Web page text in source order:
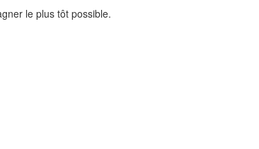
le plus tôt possible.